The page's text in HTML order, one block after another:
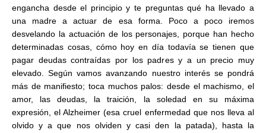
engancha desde el principio y te preguntas qué ha llevado a
una madre a actuar de esa forma. Poco a poco iremos
desvelando la actuación de los personajes, porque han hecho
determinadas cosas, cómo hoy en día todavía se tienen que
pagar deudas contraídas por los padres y a un precio muy
elevado. Según vamos avanzando nuestro interés se pondrá
más de manifiesto; toca muchos palos: desde el machismo, el
amor, las deudas, la traición, la soledad en su máxima
expresión, el Alzheimer (esa cruel enfermedad que nos lleva al
olvido y a que nos olviden y casi den la patada), hasta la